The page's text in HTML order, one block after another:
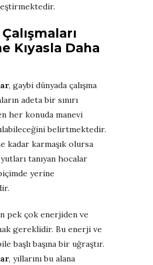
Kıyasla Daha
, gaybi dünyada çalışma
adeta bir sınırı
her konuda manevi
belirtmektedir.
kadar karmaşık olursa
tanıyan hocalar
yerine
pek çok enerjiden ve
gereklidir. Bu enerji ve
başlı başına bir uğraştır.
, yıllarını bu alana